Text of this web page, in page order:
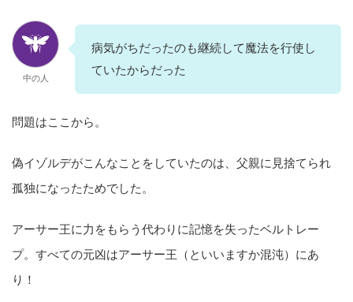
中の人
病気がちだったのも継続して魔法を行使し
ていたからだった
問題はここから。
偽イゾルデがこんなことをしていたのは、父親に見捨てられ
孤独になったためでした。
アーサー王に力をもらう代わりに記憶を失ったベルトレー
プ。すべての元凶はアーサー王（といいますか混沌）にあ
り！